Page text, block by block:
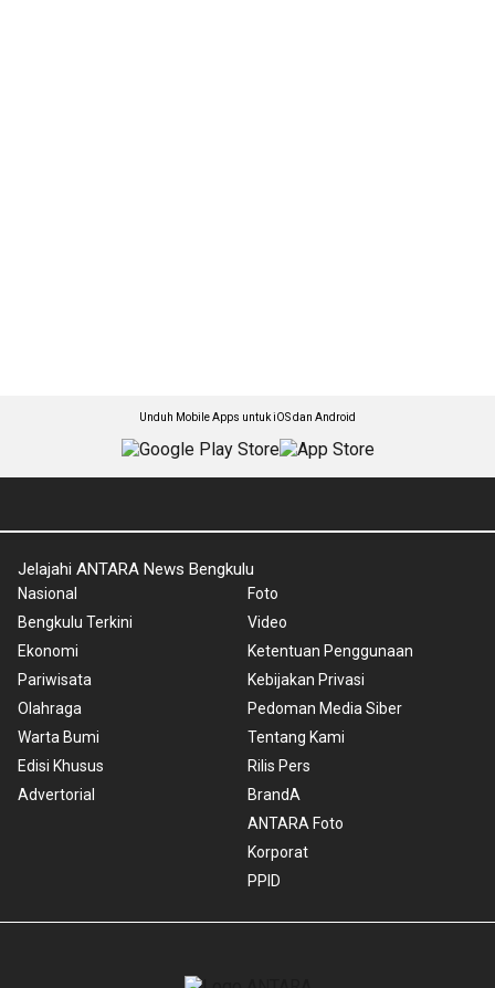
Unduh Mobile Apps untuk iOS dan Android
Jelajahi ANTARA News Bengkulu
Nasional
Bengkulu Terkini
Ekonomi
Pariwisata
Olahraga
Warta Bumi
Edisi Khusus
Advertorial
Foto
Video
Ketentuan Penggunaan
Kebijakan Privasi
Pedoman Media Siber
Tentang Kami
Rilis Pers
BrandA
ANTARA Foto
Korporat
PPID